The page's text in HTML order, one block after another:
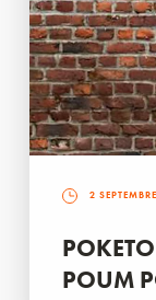
2 SEPTEMBRE
POUM